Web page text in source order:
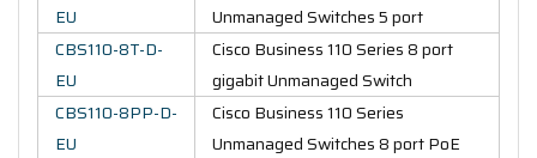
EU
Unmanaged Switches 5 port
CBS110-8T-D-
EU
Cisco Business 110 Series 8 port
gigabit Unmanaged Switch
CBS110-8PP-D-
EU
Cisco Business 110 Series
Unmanaged Switches 8 port PoE